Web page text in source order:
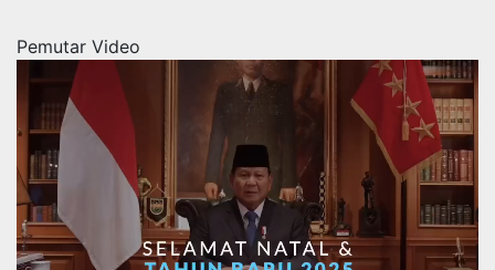
Pemutar Video